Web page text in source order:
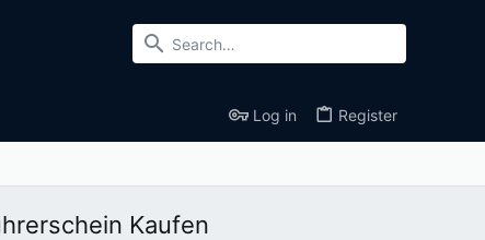
Log in Register
Kaufen